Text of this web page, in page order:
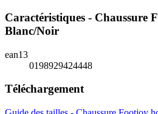
Caractéristiques - Chaussure
Blanc/Noir
ean13
0198929424448
Téléchargement